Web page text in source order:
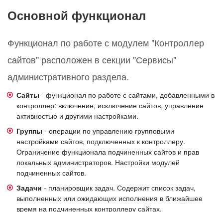
Основной функционал
Функционал по работе с модулем "Контроллер
сайтов" расположен в секции "Сервисы"
административного раздела.
Сайты - функционал по работе с сайтами, добавленными в
контроллер: включение, исключение сайтов, управление
активностью и другими настройками.
Группы - операции по управлению групповыми
настройками сайтов, подключенных к контроллеру.
Ограничение функционала подчиненных сайтов и прав
локальных администраторов. Настройки модулей
подчиненных сайтов.
Задачи - планировщик задач. Содержит список задач,
выполненных или ожидающих исполнения в ближайшее
время на подчиненных контроллеру сайтах.